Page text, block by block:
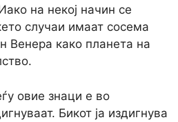
на некој начин се
случаи имаат сосема
Венера како планета на
овие знаци е во
Бикот ја издигнува